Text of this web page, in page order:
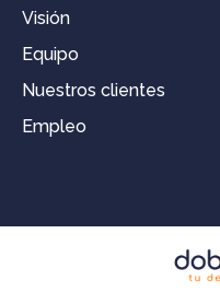
Visión
Equipo
Nuestros clientes
Empleo